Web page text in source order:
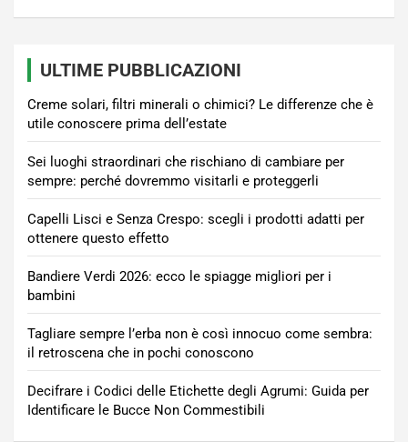
ULTIME PUBBLICAZIONI
Creme solari, filtri minerali o chimici? Le differenze che è
utile conoscere prima dell’estate
Sei luoghi straordinari che rischiano di cambiare per
sempre: perché dovremmo visitarli e proteggerli
Capelli Lisci e Senza Crespo: scegli i prodotti adatti per
ottenere questo effetto
Bandiere Verdi 2026: ecco le spiagge migliori per i
bambini
Tagliare sempre l’erba non è così innocuo come sembra:
il retroscena che in pochi conoscono
Decifrare i Codici delle Etichette degli Agrumi: Guida per
Identificare le Bucce Non Commestibili